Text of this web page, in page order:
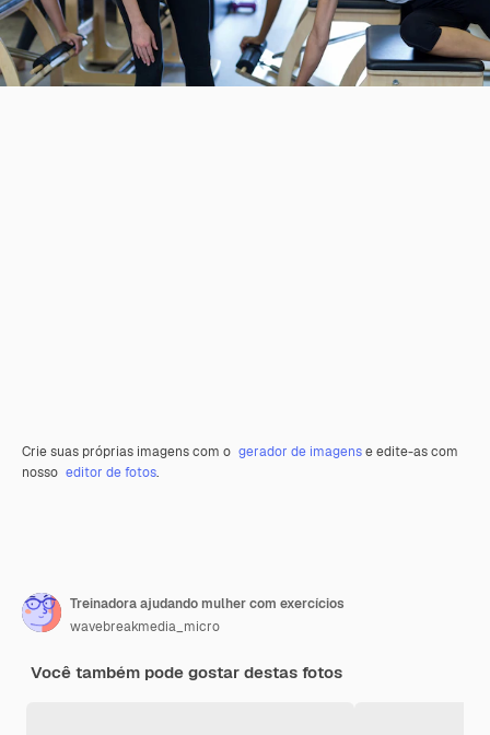
Crie suas próprias imagens com o gerador de imagense edite-as com
nosso editor de fotos.
Treinadora ajudando mulher com exercícios
wavebreakmedia_micro
Você também pode gostar destas fotos